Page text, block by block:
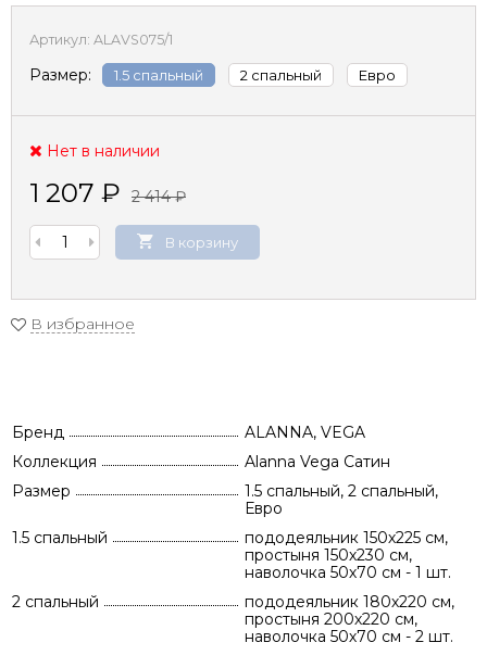
Артикул: ALAVS075/1
Размер: 1.5 спальный 2 спальный Евро
Нет в наличии
1 207 ₽ 2 414₽
В корзину
В избранное
Бренд
ALANNA, VEGA
Коллекция
Alanna Vega Сатин
Размер
1.5 спальный, 2 спальный,
Евро
1.5 спальный
пододеяльник 150х225 см,
простыня 150х230 см,
наволочка 50х70 см - 1 шт.
2 спальный
пододеяльник 180х220 см,
простыня 200х220 см,
наволочка 50х70 см - 2 шт.